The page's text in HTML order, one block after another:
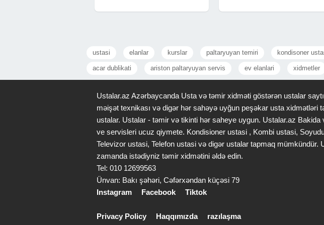
Proqramlarin yazilmasi
#asandok
ustasi elanlar kurslar paltaryuyan temiri kondisoner
acar dublikati ariston paltaryuyan servis ev elanlari xidmetler
Ustalar.az Azərbaycanda Usta və təmir xidməti göstərən ustalar
məişət texnikası və digər hər sahəyə uyğun peşəkar usta
ustalar. Ustalar - təmir və tikinti hər saheye uygun. Ustalar.az
ve servisleri ucuz qiymete. Kondisioner ustasi , Kombi ustasi,
Televizor ustasi, Telefon ustasi və digər ustalar tapmaq
zamanda istədiyniz təmir xidmətini əldə edin.
Tel: 010 12699563
Ünvan: Bakı şəhəri, Cəfərxəndan küçəsi 79
Instagram
Facebook Tiktok
Privacy Policy Haqqımızda
razılaşma